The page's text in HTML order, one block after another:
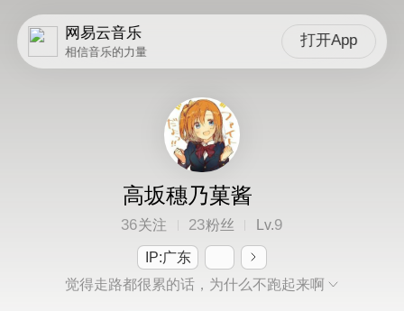
网易云音乐
相信音乐的力量
打开App
高坂穗乃菓酱
36关注 23粉丝 Lv.9
IP:广东
觉得走路都很累的话，为什么不跑起来啊